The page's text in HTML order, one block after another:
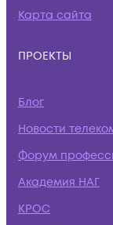
Карта сайта
ПРОЕКТЫ
Блог
Новости
Форум
Академия НАГ
КРОС